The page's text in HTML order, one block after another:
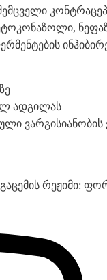
ადგილას
ვარგისიანობის
რეჟიმი: